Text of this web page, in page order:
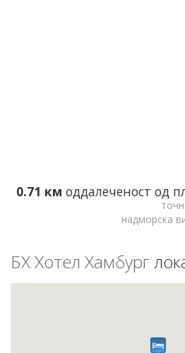
0.71 км оддалеченост од
надморска
БХ Хотел Хамбург